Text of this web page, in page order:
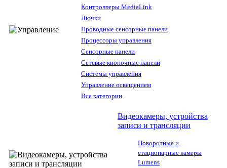
Контроллеры MediaLink
Лючки
Проводные сенсорные панели
Процессоры управления
Сенсорные панели
Сетевые кнопочные панели
Системы управления
Управление освещением
Все категории
Видеокамеры, устройства
записи и трансляции
Поворотные и
стационарные камеры
Lumens